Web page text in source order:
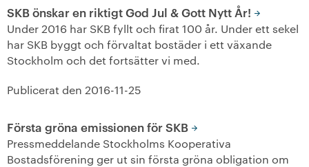
Vår boendeform
SKB önskar en riktigt God Jul & Gott Nytt År!
Under 2016 har SKB fyllt och firat 100 år. Under ett sekel
har SKB byggt och förvaltat bostäder i ett växande
Stockholm och det fortsätter vi med.
Publicerat den 2016-11-25
Första gröna emissionen för SKB
Pressmeddelande Stockholms Kooperativa
Bostadsförening ger ut sin första gröna obligation om